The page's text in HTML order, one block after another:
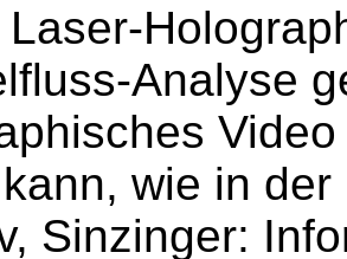
Laser-
Analyse
wie in
Sinzinger: